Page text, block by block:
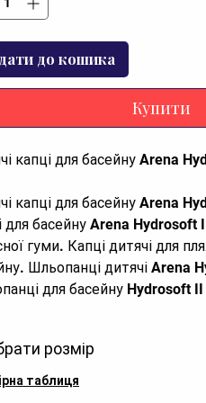
до кошика
Купити
капці для басейну Arena
капці для басейну Arena
для басейну Arena Hydrosoft
гуми. Капці дитячі для
Шльопанці дитячі Arena
для басейну Hydrosoft
при пересуванні по
розмір
таблиця